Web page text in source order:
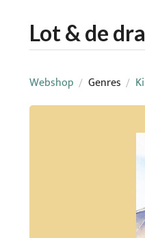
Lot & de
Webshop / Genres /